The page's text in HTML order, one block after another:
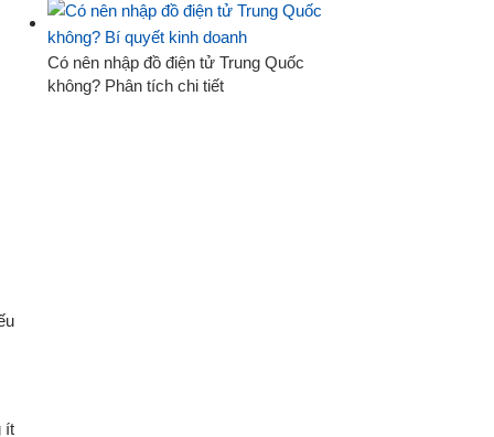
ít
Có nên nhập đồ điện tử Trung Quốc
không? Phân tích chi tiết